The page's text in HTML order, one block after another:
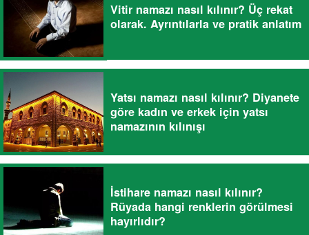
Vitir namazı nasıl kılınır? Üç rekat
olarak. Ayrıntılarla ve pratik anlatım
Yatsı namazı nasıl kılınır? Diyanete
göre kadın ve erkek için yatsı
namazının kılınışı
İstihare namazı nasıl kılınır?
Rüyada hangi renklerin görülmesi
hayırlıdır?